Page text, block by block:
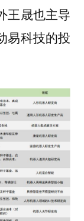
王晟也主导
易科技的投